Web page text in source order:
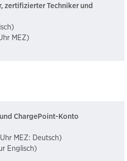
zertifizierter Techniker und
MEZ)
ChargePoint-Konto
MEZ: Deutsch)
Englisch)